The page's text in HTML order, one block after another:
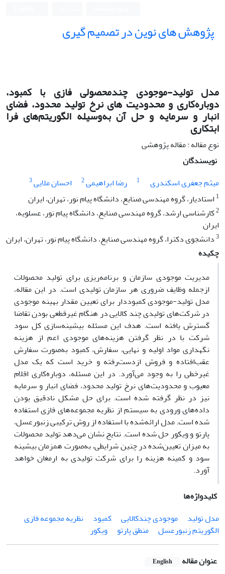
پژوهش های نوین در تصمیم گیری
مدل تولید-موجودی چندمحصولی فازی با کمبود،
دوباره‌کاری و محدودیت های نرخ تولید محدود، فضای
انبار و سرمایه و حل آن به‌وسیله الگوریتم‌های فرا
ابتکاری
نوع مقاله : مقاله پژوهشی
نویسندگان
میثم جعفری اسکندری
1 رضا ابراهیمی2 احسان ملایی3
1 استادیار، گروه مهندسی صنایع، دانشگاه پیام نور، تهران، ایران
2کارشناسی ارشد، گروه مهندسی صنایع، دانشگاه پیام نور، عسلویه،
ایران
3دانشجوی دکترا، گروه مهندسی صنایع، دانشگاه پیام نور، تهران، ایران
چکیده
مدیریت موجودی سازمان و برنامه‌ریزی برای تولید محصولات
ازجمله وظایف ضروری هر سازمان تولیدی است. در این مقاله،
مدل تولید-موجودی کمبوددار برای تعیین مقدار بهینه موجودی
در شرکت‌های تولیدی چند کالایی در هنگام غیرقطعی بودن تقاضا
گسترش یافته است. هدف این مسئله بیشینه‌سازی کل سود
شرکت با در نظر گرفتن هزینه‌های موجودی اعم از هزینه
نگهداری مواد اولیه و نهایی، سفارش، کمبود به‌صورت سفارش
عقب‌افتاده و فروش ازدست‌رفته و خرید است که یک مدل
غیرخطی را به وجود می‌آورد. در این مسئله، دوباره‌کاری اقلام
معیوب و محدودیت‌های نرخ تولید محدود، فضای انبار و سرمایه
نیز در نظر گرفته شده است. برای حل مشکل نادقیق بودن
داده‌های ورودی به سیستم از نظریه مجموعه‌های فازی استفاده
شده است. مدل ارائه‌شده با استفاده از روش ترکیبی زنبورعسل،
پارتو و ویکور حل شده است. نتایج نشان می‌دهد تولید محصولات
به میزان تعیین‌شده در چنین شرایطی، به‌صورت همزمان بیشینه
سود و کمینه هزینه را برای شرکت تولیدی به ارمغان خواهد
آورد.
کلیدواژه‌ها
مدل تولید
موجودی چندکالایی کمبود
نظریه مجموعه فازی
الگوریتم زنبورعسل
منطق پارتو ویکور
عنوان مقاله English